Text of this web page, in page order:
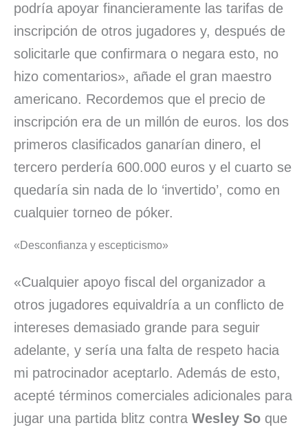
podría apoyar financieramente las tarifas de
inscripción de otros jugadores y, después de
solicitarle que confirmara o negara esto, no
hizo comentarios», añade el gran maestro
americano. Recordemos que el precio de
inscripción era de un millón de euros. los dos
primeros clasificados ganarían dinero, el
tercero perdería 600.000 euros y el cuarto se
quedaría sin nada de lo ‘invertido’, como en
cualquier torneo de póker.
«Desconfianza y escepticismo»
«Cualquier apoyo fiscal del organizador a
otros jugadores equivaldría a un conflicto de
intereses demasiado grande para seguir
adelante, y sería una falta de respeto hacia
mi patrocinador aceptarlo. Además de esto,
acepté términos comerciales adicionales para
jugar una partida blitz contra Wesley So que